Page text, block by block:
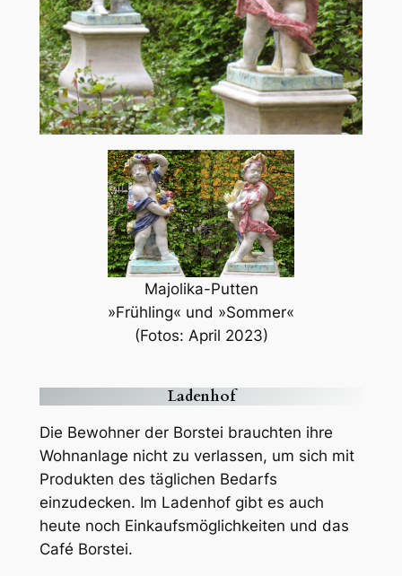
Majolika-Putten
»Frühling« und »Sommer«
(Fotos: April 2023)
Ladenhof
Die Bewohner der Borstei brauchten ihre
Wohnanlage nicht zu verlassen, um sich mit
Produkten des täglichen Bedarfs
einzudecken. Im Ladenhof gibt es auch
heute noch Einkaufsmöglichkeiten und das
Café Borstei.